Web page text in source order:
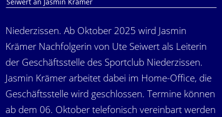
Niederzissen. Ab Oktober 2025 wird Jasmin
Krämer Nachfolgerin von Ute Seiwert als Leiterin
der Geschäftsstelle des Sportclub Niederzissen.
Jasmin Krämer arbeitet dabei im Home-Office, die
Geschäftsstelle wird geschlossen. Termine können
ab dem 06. Oktober telefonisch vereinbart werden